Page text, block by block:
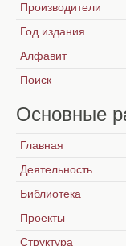
Производители
Год издания
Алфавит
Поиск
Основные
Главная
Деятельность
Библиотека
Проекты
Структура